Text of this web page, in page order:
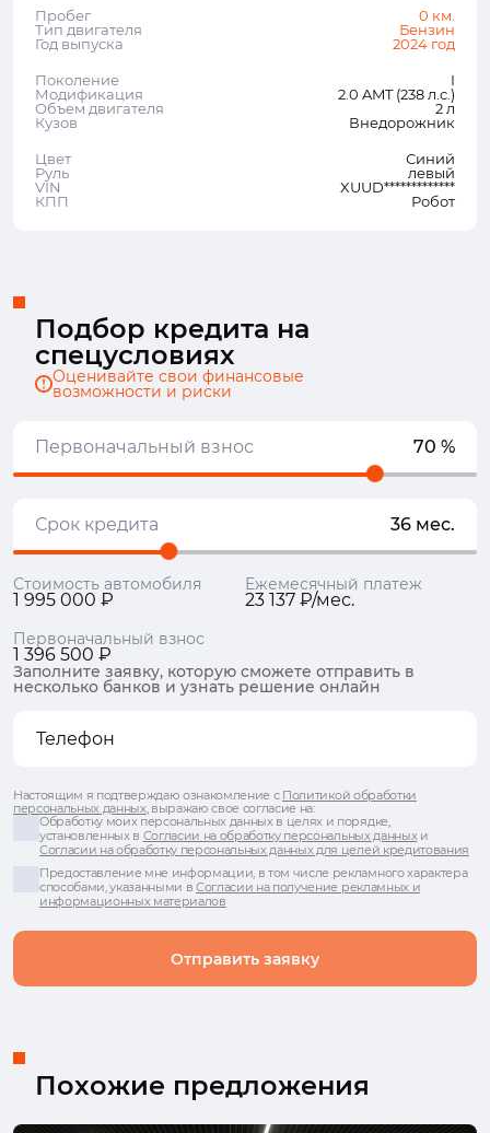
Пробег
0 км.
Тип двигателя
Бензин
Год выпуска
2024 год
Поколение
I
Модификация
2.0 AMT (238 л.с.)
Объем двигателя
2 л
Кузов
Внедорожник
Цвет
Синий
Руль
левый
VIN
XUUD*************
КПП
Робот
Подбор кредита на
спецусловиях
Оценивайте свои финансовые
возможности и риски
Первоначальный взнос 70 %
Срок кредита 36 мес.
Стоимость автомобиля
1 995 000 ₽
Ежемесячный платеж
23 137 ₽/мес.
Первоначальный взнос
1 396 500 ₽
Заполните заявку, которую сможете отправить в
несколько банков и узнать решение онлайн
Отправить заявку
Настоящим я подтверждаю ознакомление с Политикой обработки
персональных данных, выражаю свое согласие на:
Обработку моих персональных данных в целях и порядке,
установленных в Согласии на обработку персональных данныхи
Согласии на обработку персональных данных для целей кредитования
Предоставление мне информации, в том числе рекламного характера
способами, указанными вСогласии на получение рекламных и
информационных материалов
Похожие предложения